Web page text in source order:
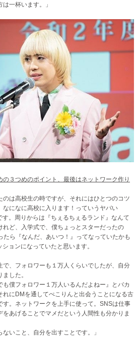
一杯います。」
３つめのポイント、最後はネットワーク作り
のは高校生の時ですが、それにはひとつのコツ
なになに高校に入ります！っていうヤバい
。周りからは『ちぇるちぇるランド』なんて
れど、入学式で、僕ちょっとスターだったの
たら『なんだ、あいつ！』ってなっていたかも
ョンになっていたと思います。
で、フォロワーも１万人くらいでしたが、自分
した。
僕フォロワー１万人いるんだよねー』とバカ
れにDMを通してぺこりんと出会うことになる古
す。ネットワークを上手に使って。SNSは仕事
あげることでマメだという人間性も分かりま
いこと、自分を出すことです。」